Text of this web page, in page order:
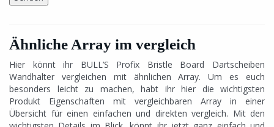
Ähnliche Array im vergleich
Hier könnt ihr BULL’S Profix Bristle Board Dartscheiben
Wandhalter vergleichen mit ähnlichen Array. Um es euch
besonders leicht zu machen, habt ihr hier die wichtigsten
Produkt Eigenschaften mit vergleichbaren Array in einer
Übersicht für einen einfachen und direkten vergleich. Mit den